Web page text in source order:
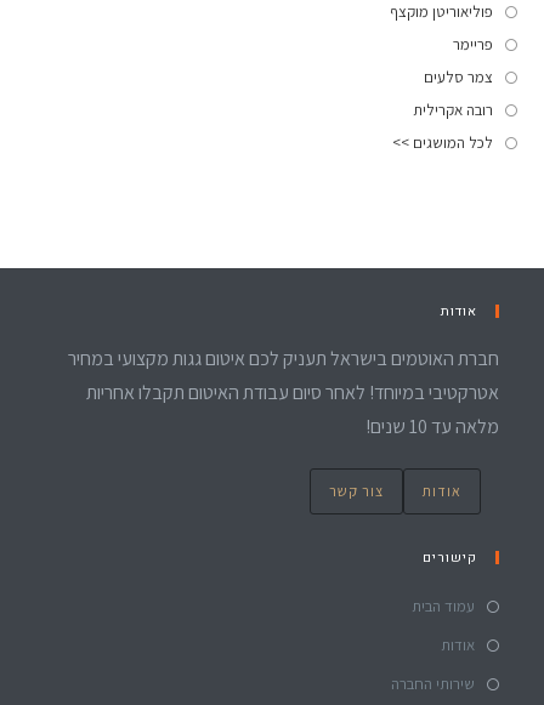
פוליאוריטן מוקצף
פריימר
צמר סלעים
רובה אקרילית
לכל המושגים >>
אודות
חברת האוטמים בישראל תעניק לכם איטום גגות מקצועי במחיר
אטרקטיבי במיוחד! לאחר סיום עבודת האיטום תקבלו אחריות
מלאה עד 10 שנים!
אודות צור קשר
קישורים
עמוד הבית
אודות
שירותי החברה